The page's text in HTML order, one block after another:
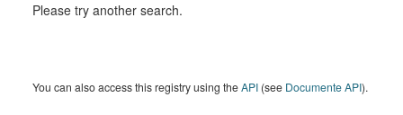
Please try another search.
You can also access this registry using theAPI (see Documente API).